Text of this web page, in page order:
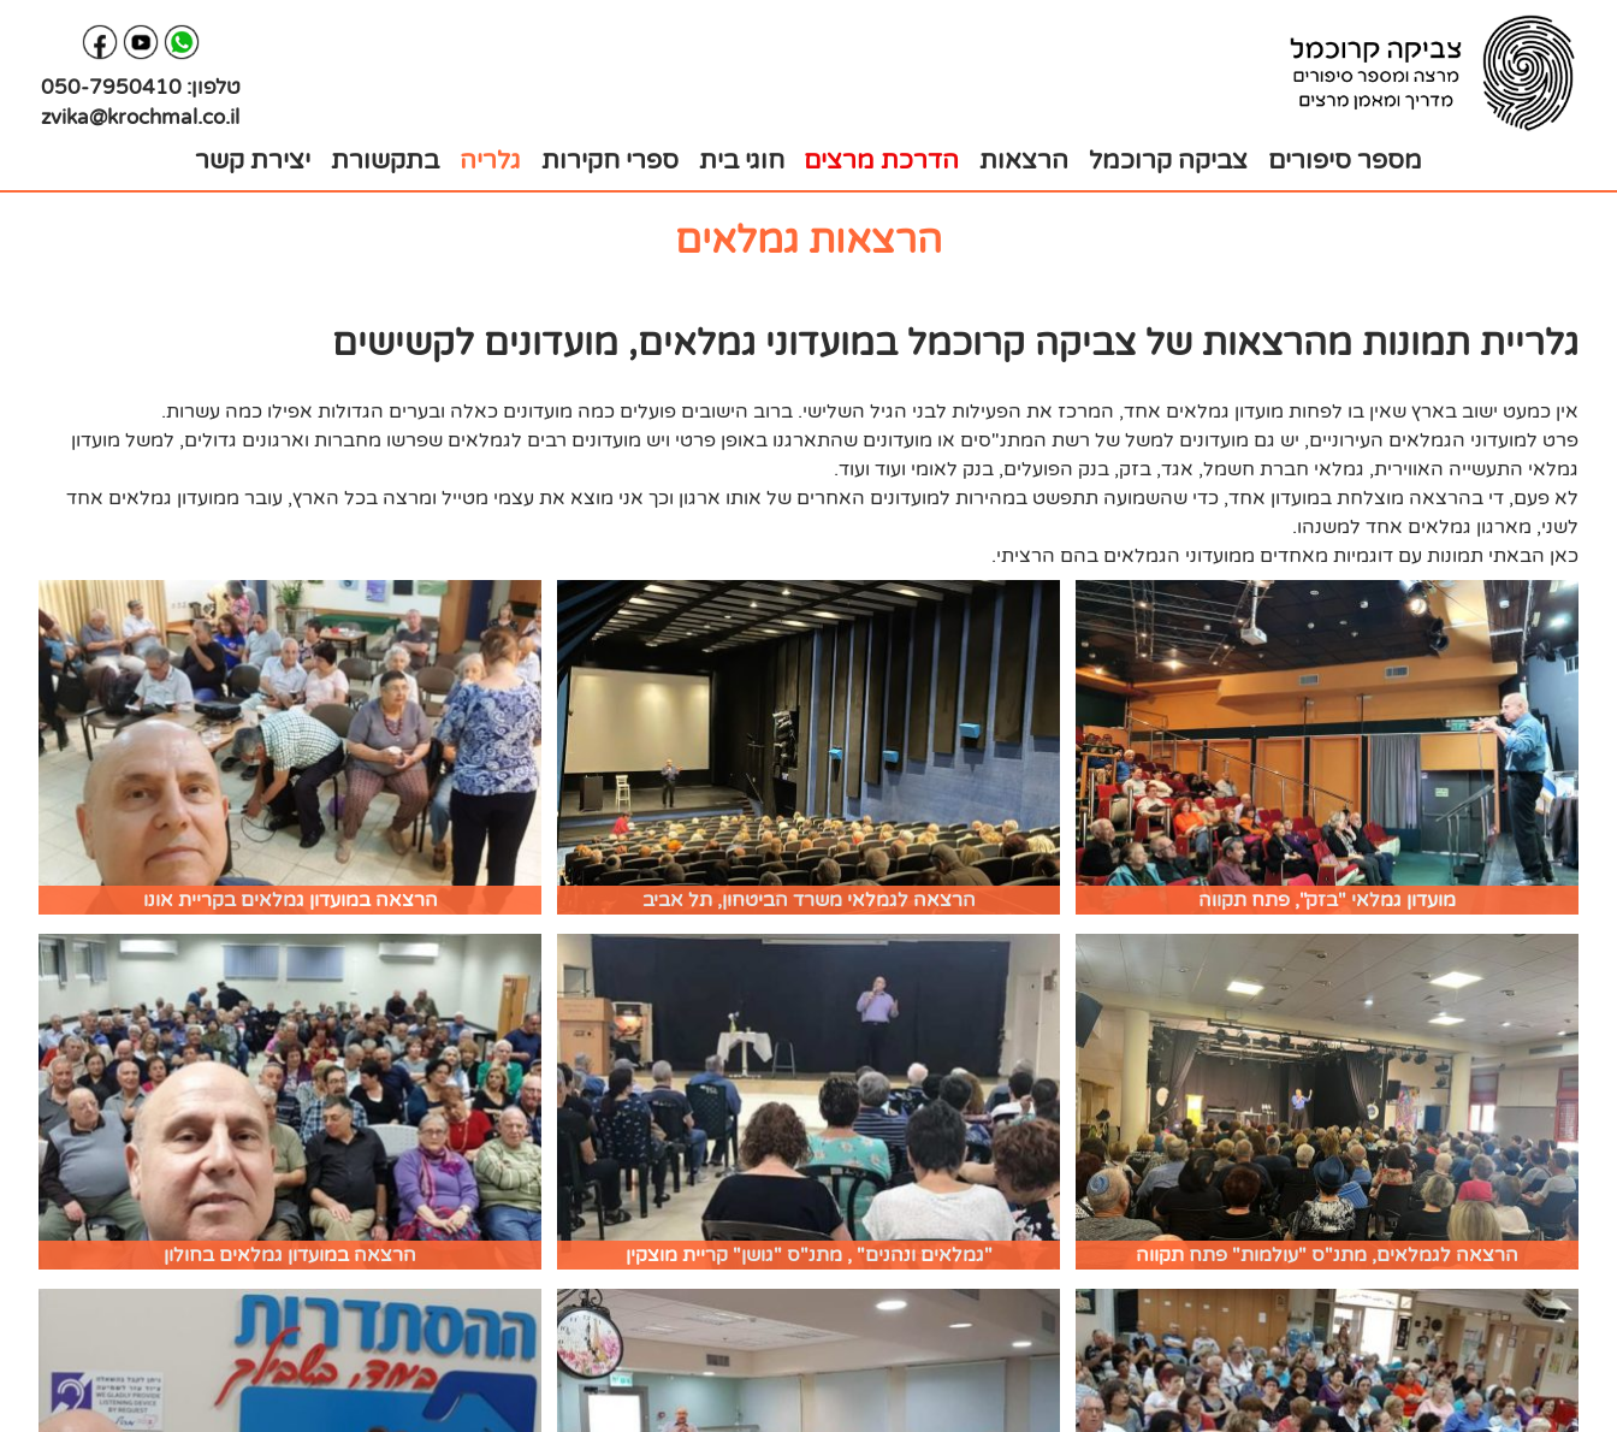
יצירת
קשר
עבור
לתוכן
מספר סיפורים צביקה קרוכמל הרצאות הדרכת מרצים חוגי בית ספרי חקירות גלריה בתקשורת יצירת קשר
טלפון:050-7950410
zvika@krochmal.co.il
הרצאות גמלאים
גלריית תמונות מהרצאות של צביקה קרוכמל במועדוני גמלאים, מועדונים לקשישים
אין כמעט ישוב בארץ שאין בו לפחות מועדון גמלאים אחד, המרכז את הפעילות לבני הגיל השלישי. ברוב הישובים פועלים כמה מועדונים כאלה ובערים הגדולות אפילו כמה עשרות.
פרט למועדוני הגמלאים העירוניים, יש גם מועדונים למשל של רשת המתנ"סים או מועדונים שהתארגנו באופן פרטי ויש מועדונים רבים לגמלאים שפרשו מחברות וארגונים גדולים, למשל מועדון
גמלאי התעשייה האווירית, גמלאי חברת חשמל, אגד, בזק, בנק הפועלים, בנק לאומי ועוד ועוד.
לא פעם, די בהרצאה מוצלחת במועדון אחד, כדי שהשמועה תתפשט במהירות למועדונים האחרים של אותו ארגון וכך אני מוצא את עצמי מטייל ומרצה בכל הארץ, עובר ממועדון גמלאים אחד
לשני, מארגון גמלאים אחד למשנהו.
כאן הבאתי תמונות עם דוגמיות מאחדים ממועדוני הגמלאים בהם הרציתי.
מועדון גמלאי "בזק", פתח תקווה הרצאה לגמלאי משרד הביטחון, תל אביב הרצאה במועדון גמלאים בקריית אונו
הרצאה לגמלאים, מתנ"ס "עולמות" פתח תקווה "גמלאים ונהנים" , מתנ"ס "גושן" קריית מוצקין הרצאה במועדון גמלאים בחולון